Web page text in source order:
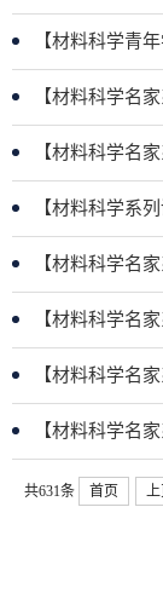
【材料科学青年学者系列
【材料科学名家系
【材料科学名家系列
【材料科学系列
【材料科学名家系列讲座
【材料科学名家系列讲座37】
【材料科学名家系列讲座36】
【材料科学名家系列讲座35】
共631条 首页 上